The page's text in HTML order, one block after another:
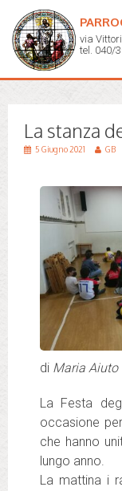
via
tel. 040/
La stanza
5 Giugno 2021 GB
di Maria Aiuto
La Festa
occasione
che hanno
lungo anno.
La mattina i